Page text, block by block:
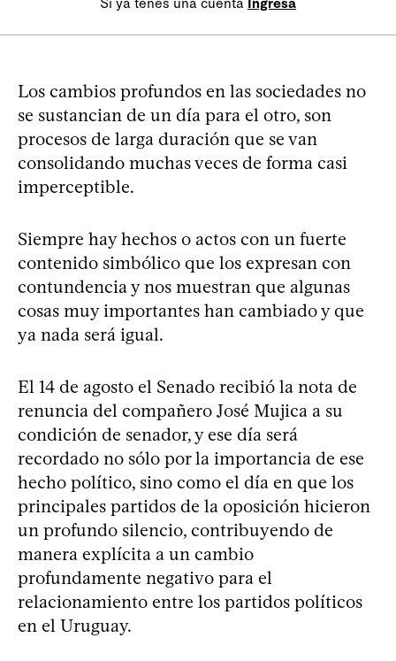
Los cambios profundos en las sociedades no
se sustancian de un día para el otro, son
procesos de larga duración que se van
consolidando muchas veces de forma casi
imperceptible.
Siempre hay hechos o actos con un fuerte
contenido simbólico que los expresan con
contundencia y nos muestran que algunas
cosas muy importantes han cambiado y que
ya nada será igual.
El 14 de agosto el Senado recibió la nota de
renuncia del compañero José Mujica a su
condición de senador, y ese día será
recordado no sólo por la importancia de ese
hecho político, sino como el día en que los
principales partidos de la oposición hicieron
un profundo silencio, contribuyendo de
manera explícita a un cambio
profundamente negativo para el
relacionamiento entre los partidos políticos
en el Uruguay.